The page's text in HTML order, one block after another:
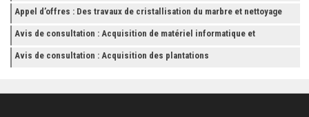
Appel d’offres : Des travaux de cristallisation du marbre et nettoyage
des grès
Avis de consultation : Acquisition de matériel informatique et
Accessoires
Avis de consultation : Acquisition des plantations